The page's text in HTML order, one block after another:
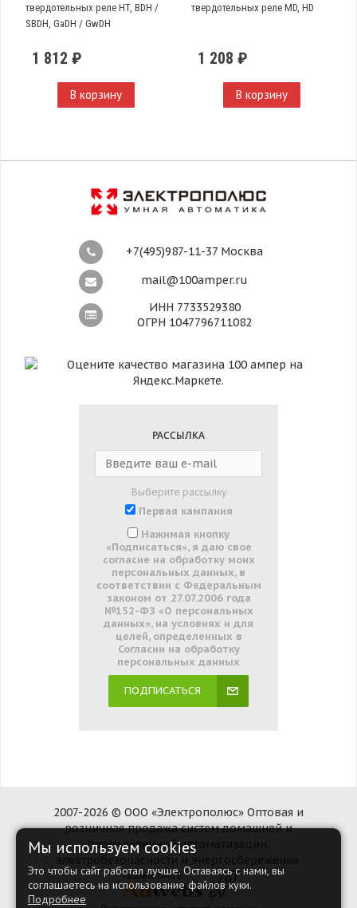
твердотельных реле HT, BDH /
SBDH, GaDH / GwDH
1 812 ₽
В корзину
твердотельных реле MD, HD
1 208 ₽
В корзину
+7(495)987-11-37 Москва
mail@100amper.ru
ИНН 7733529380
ОГРН 1047796711082
РАССЫЛКА
Выберите рассылку
Первая кампания
Нажимая кнопку
«Подписаться», я даю свое
согласие на обработку моих
персональных данных, в
соответствии с Федеральным
законом от 27.07.2006 года
№152-ФЗ «О персональных
данных», на условиях и для
целей, определенных в
Согласии на обработку
персональных данных
ПОДПИСАТЬСЯ
2007-2026 © ООО «Электрополюс» Оптовая и
розничная продажа систем домашней и
промышленной автоматизации,
электробезопасности и энергосбережения.
Мы используем cookies
Это чтобы сайт работал лучше. Оставаясь с нами, вы
соглашаетесь на использование файлов куки.
Подробнее